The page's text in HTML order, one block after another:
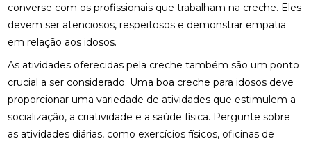
converse com os profissionais que trabalham na creche. Eles
devem ser atenciosos, respeitosos e demonstrar empatia
em relação aos idosos.
As atividades oferecidas pela creche também são um ponto
crucial a ser considerado. Uma boa creche para idosos deve
proporcionar uma variedade de atividades que estimulem a
socialização, a criatividade e a saúde física. Pergunte sobre
as atividades diárias, como exercícios físicos, oficinas de